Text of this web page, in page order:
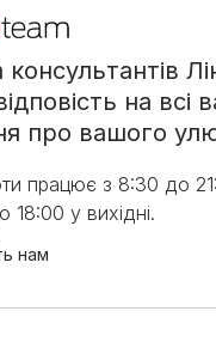
на всі
про вашого
працює з 8:30 до
18:00 у вихідні.​
нам